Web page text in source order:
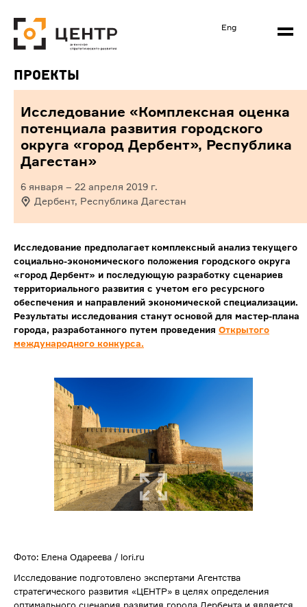
Eng
Проекты
Исследование «Комплексная оценка
потенциала развития городского
округа «город Дербент», Республика
Дагестан»
6 января – 22 апреля 2019 г.
Дербент, Республика Дагестан
Исследование предполагает комплексный анализ текущего
социально-экономического положения городского округа
«город Дербент» и последующую разработку сценариев
территориального развития с учетом его ресурсного
обеспечения и направлений экономической специализации.
Результаты исследования станут основой для мастер-плана
города, разработанного путем проведения Открытого
международного конкурса.
Фото: Елена Одареева / lori.ru
Исследование подготовлено экспертами Агентства
стратегического развития «ЦЕНТР» в целях определения